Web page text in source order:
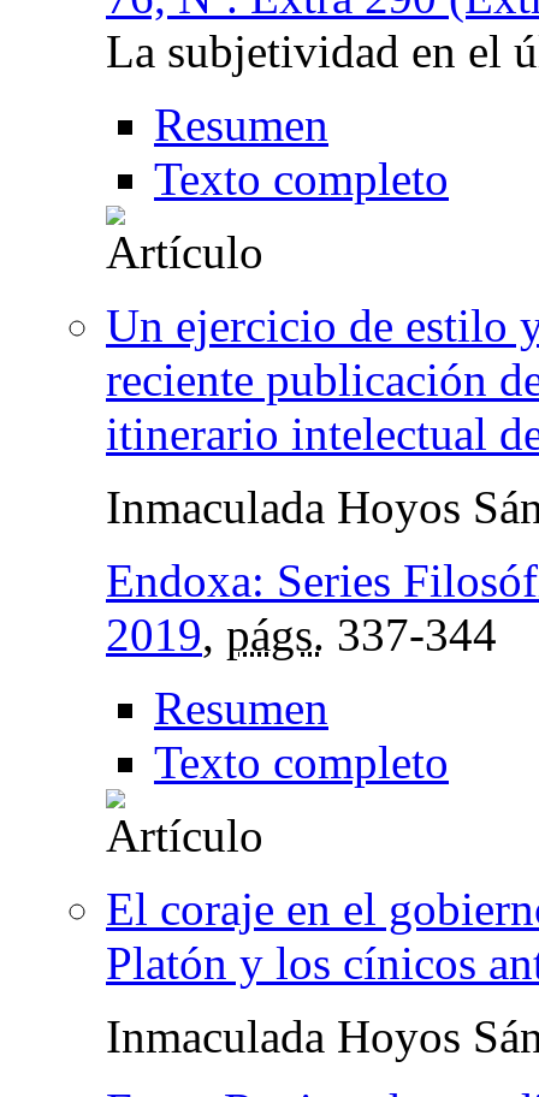
La subjetividad en el
Resumen
Texto completo
Un ejercicio de estilo
reciente publicación
itinerario intelectual
Inmaculada Hoyos
Endoxa: Series
2019, págs. 337-344
Resumen
Texto completo
El coraje en el
Platón y los cínicos
Inmaculada Hoyos